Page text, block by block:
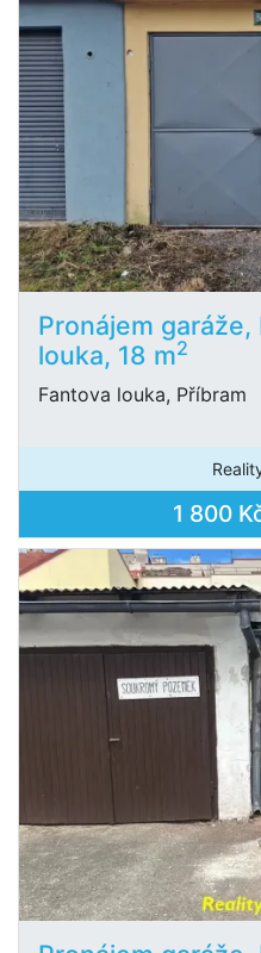
Pronájem
louka, 18 m2
Fantova louka, Příbram
1 800